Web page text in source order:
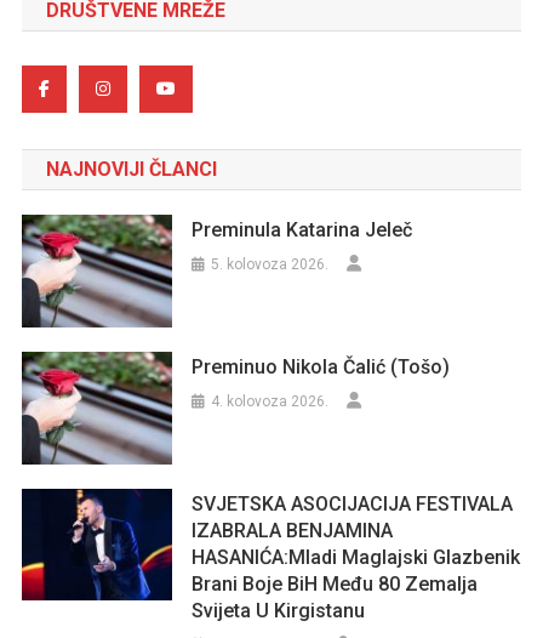
DRUŠTVENE MREŽE
NAJNOVIJI ČLANCI
Preminula Katarina Jeleč
5. kolovoza 2026.
Preminuo Nikola Čalić (Tošo)
4. kolovoza 2026.
SVJETSKA ASOCIJACIJA FESTIVALA
IZABRALA BENJAMINA
HASANIĆA:Mladi Maglajski Glazbenik
Brani Boje BiH Među 80 Zemalja
Svijeta U Kirgistanu